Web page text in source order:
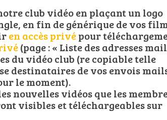
club vidéo en plaçant un logo
en fin de générique de vos
en accès privépour
(page : « Liste des adresses
du vidéo club (re copiable telle
destinataires de vos envois
le moment).
nouvelles vidéos que les
visibles et téléchargeables sur